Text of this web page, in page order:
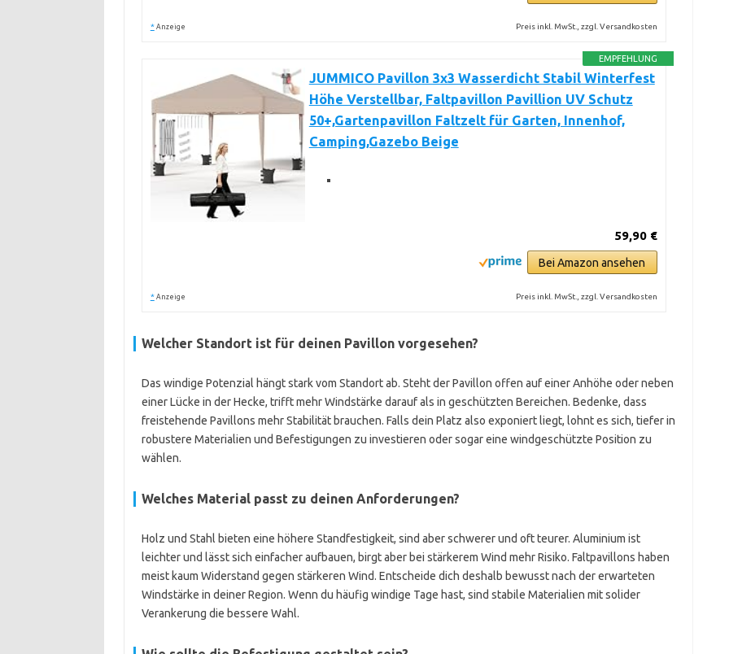
* Anzeige Preis inkl. MwSt., zzgl. Versandkosten
EMPFEHLUNG
JUMMICO Pavillon 3x3 Wasserdicht Stabil Winterfest
Höhe Verstellbar, Faltpavillon Pavillion UV Schutz
50+,Gartenpavillon Faltzelt für Garten, Innenhof,
Camping,Gazebo Beige
59,90 €
Bei Amazon ansehen
* Anzeige Preis inkl. MwSt., zzgl. Versandkosten
Welcher Standort ist für deinen Pavillon vorgesehen?
Das windige Potenzial hängt stark vom Standort ab. Steht der Pavillon offen auf einer Anhöhe oder neben
einer Lücke in der Hecke, trifft mehr Windstärke darauf als in geschützten Bereichen. Bedenke, dass
freistehende Pavillons mehr Stabilität brauchen. Falls dein Platz also exponiert liegt, lohnt es sich, tiefer in
robustere Materialien und Befestigungen zu investieren oder sogar eine windgeschützte Position zu
wählen.
Welches Material passt zu deinen Anforderungen?
Holz und Stahl bieten eine höhere Standfestigkeit, sind aber schwerer und oft teurer. Aluminium ist
leichter und lässt sich einfacher aufbauen, birgt aber bei stärkerem Wind mehr Risiko. Faltpavillons haben
meist kaum Widerstand gegen stärkeren Wind. Entscheide dich deshalb bewusst nach der erwarteten
Windstärke in deiner Region. Wenn du häufig windige Tage hast, sind stabile Materialien mit solider
Verankerung die bessere Wahl.